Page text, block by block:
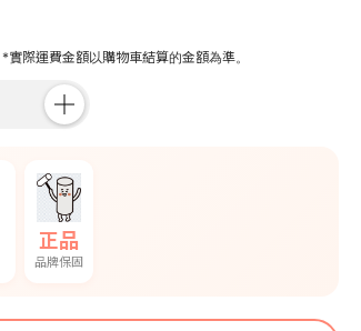
*實際運費金額以購物車結算的金額為準。
正品
品牌保固